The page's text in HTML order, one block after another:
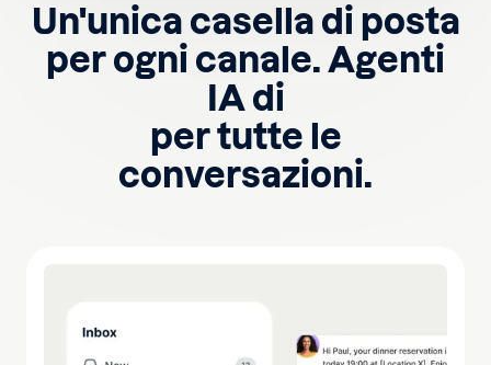
Un'unica casella di posta
per ogni canale. Agenti
IA di
per tutte le
conversazioni.